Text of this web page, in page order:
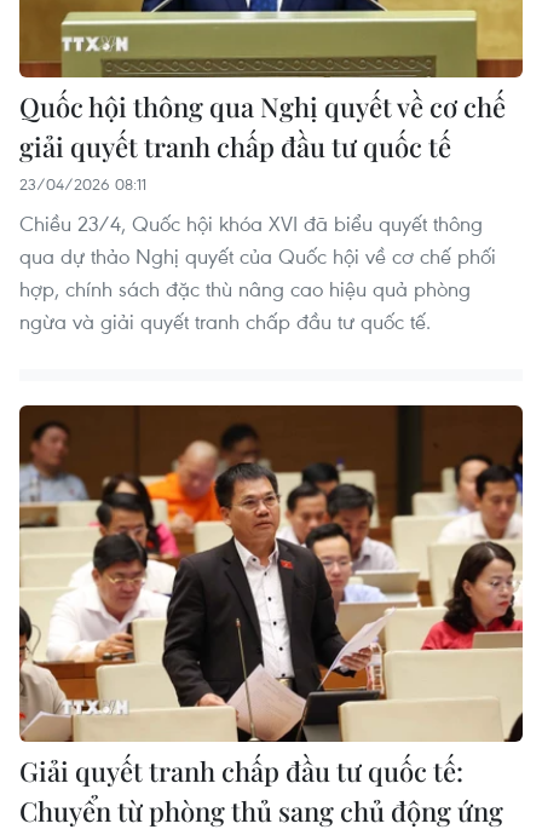
Quốc hội thông qua Nghị quyết về cơ chế
giải quyết tranh chấp đầu tư quốc tế
23/04/2026 08:11
Chiều 23/4, Quốc hội khóa XVI đã biểu quyết thông
qua dự thảo Nghị quyết của Quốc hội về cơ chế phối
hợp, chính sách đặc thù nâng cao hiệu quả phòng
ngừa và giải quyết tranh chấp đầu tư quốc tế.
Giải quyết tranh chấp đầu tư quốc tế:
Chuyển từ phòng thủ sang chủ động ứng